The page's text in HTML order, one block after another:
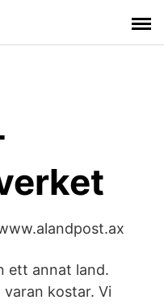
ett annat land.
kostar. Vi